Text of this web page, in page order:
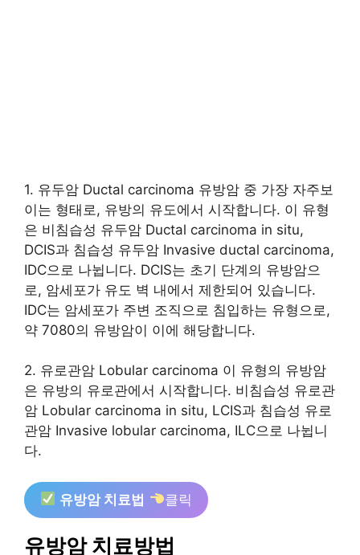
1. 유두암 Ductal carcinoma 유방암 중 가장 자주보
이는 형태로, 유방의 유도에서 시작합니다. 이 유형
은 비침습성 유두암 Ductal carcinoma in situ,
DCIS과 침습성 유두암 Invasive ductal carcinoma,
IDC으로 나뉩니다. DCIS는 초기 단계의 유방암으
로, 암세포가 유도 벽 내에서 제한되어 있습니다.
IDC는 암세포가 주변 조직으로 침입하는 유형으로,
약 7080의 유방암이 이에 해당합니다.
2. 유로관암 Lobular carcinoma 이 유형의 유방암
은 유방의 유로관에서 시작합니다. 비침습성 유로관
암 Lobular carcinoma in situ, LCIS과 침습성 유로
관암 Invasive lobular carcinoma, ILC으로 나뉩니
다.
유방암 치료법 클릭
유방암 치료방법